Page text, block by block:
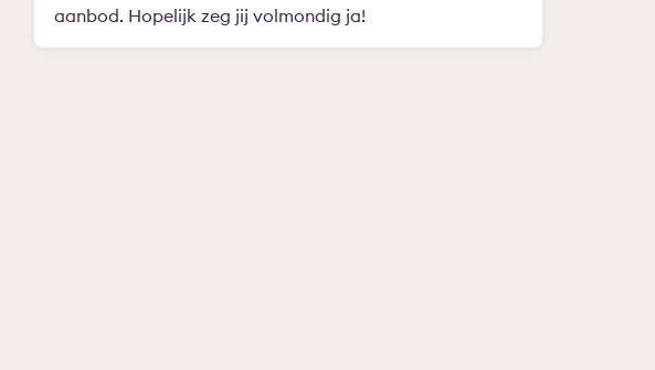
aanbod. Hopelijk zeg jij volmondig ja!